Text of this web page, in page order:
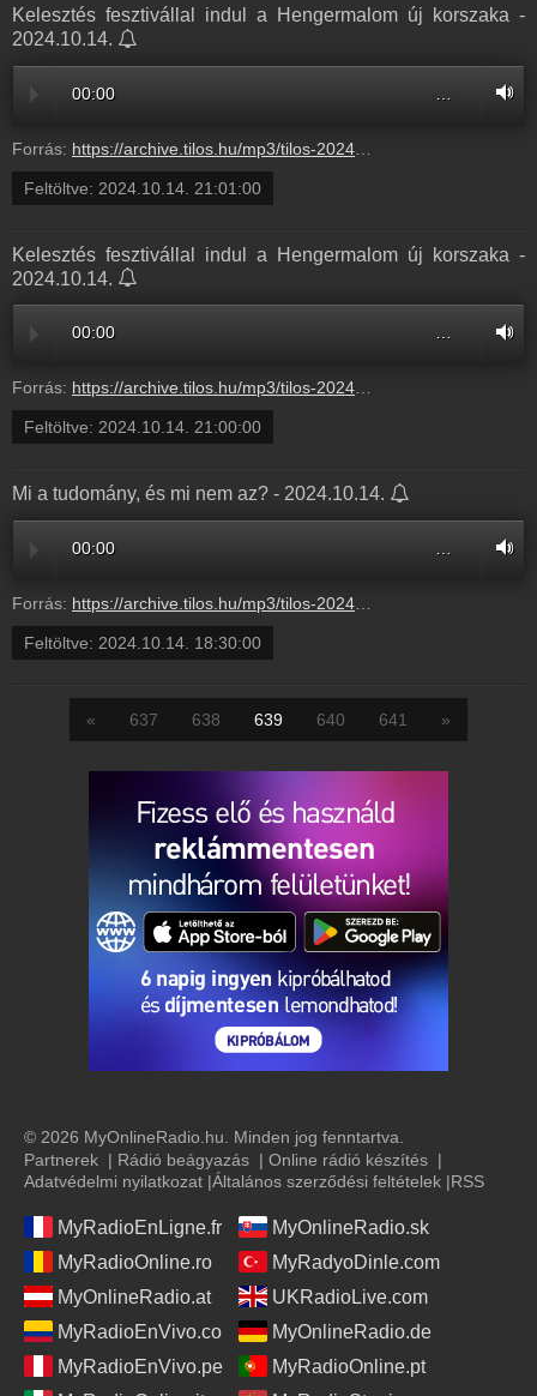
Kelesztés fesztivállal indul a Hengermalom új korszaka -
2024.10.14.
00:00
Forrás: https://archive.tilos.hu/mp3/tilos-20241014-200056-210100.mp3?s=show-eklektik-normal
Feltöltve: 2024.10.14. 21:01:00
Kelesztés fesztivállal indul a Hengermalom új korszaka -
2024.10.14.
00:00 …
Forrás: https://archive.tilos.hu/mp3/tilos-20241014-200000-210000.mp3?s=show-eklektik-normal
Feltöltve: 2024.10.14. 21:00:00
Mi a tudomány, és mi nem az? - 2024.10.14.
00:00
Forrás: https://archive.tilos.hu/mp3/tilos-20241014-170000-183000.mp3?s=show-amirol-nem-lehet-beszelni-normal
Feltöltve: 2024.10.14. 18:30:00
« 637 638 639 640 641 »
© 2026 MyOnlineRadio.hu. Minden jog fenntartva.
Partnerek | Rádió beágyazás | Online rádió készítés |
Adatvédelmi nyilatkozat |Általános szerződési feltételek |RSS
MyRadioEnLigne.fr
MyOnlineRadio.sk
MyRadioOnline.ro
MyRadyoDinle.com
MyOnlineRadio.at
UKRadioLive.com
MyRadioEnVivo.co
MyOnlineRadio.de
MyRadioEnVivo.pe
MyRadioOnline.pt